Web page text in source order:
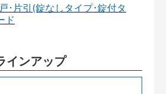
･片引(錠なしタイプ･錠付タ
ド
インアップ